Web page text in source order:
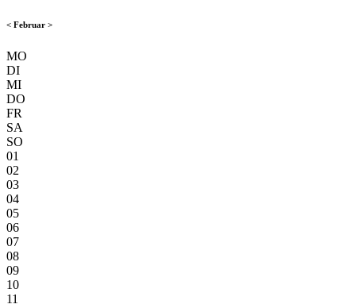
< Februar >
MO
DI
MI
DO
FR
SA
SO
01
02
03
04
05
06
07
08
09
10
11